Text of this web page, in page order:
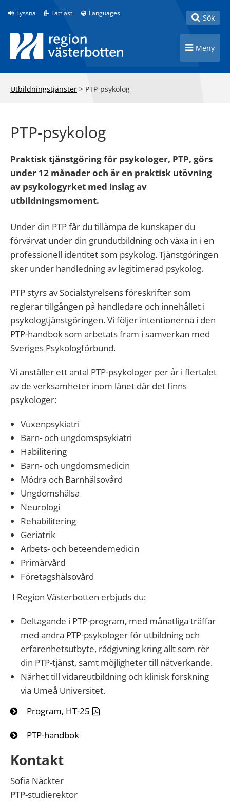
Till innehåll på sidan
Lyssna Lättläst Languages Toggle
Sök
Toggle
Meny
Utbildningstjänster > PTP-psykolog
PTP-psykolog
Praktisk tjänstgöring för psykologer, PTP, görs
under 12 månader och är en praktisk utövning
av psykologyrket med inslag av
utbildningsmoment.
Under din PTP får du tillämpa de kunskaper du
förvärvat under din grundutbildning och växa in i en
professionell identitet som psykolog. Tjänstgöringen
sker under handledning av legitimerad psykolog.
PTP styrs av Socialstyrelsens föreskrifter som
reglerar tillgången på handledare och innehållet i
psykologtjänstgöringen. Vi följer intentionerna i den
PTP-handbok som arbetats fram i samverkan med
Sveriges Psykologförbund.
Vi anställer ett antal PTP-psykologer per år i flertalet
av de verksamheter inom länet där det finns
psykologer:
Vuxenpsykiatri
Barn- och ungdomspsykiatri
Habilitering
Barn- och ungdomsmedicin
Mödra och Barnhälsovård
Ungdomshälsa
Neurologi
Rehabilitering
Geriatrik
Arbets- och beteendemedicin
Primärvård
Företagshälsovård
I Region Västerbotten erbjuds du:
Deltagande i PTP-program, med månatliga träffar
med andra PTP-psykologer för utbildning och
erfarenhetsutbyte, rådgivning kring allt som rör
din PTP-tjänst, samt möjligheter till nätverkande.
Närhet till vidareutbildning och klinisk forskning
via Umeå Universitet.
Program, HT-25
PTP-handbok
Kontakt
Sofia Näckter
PTP-studierektor